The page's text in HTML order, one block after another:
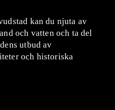
kan du njuta av
och vatten och ta del
utbud av
och historiska